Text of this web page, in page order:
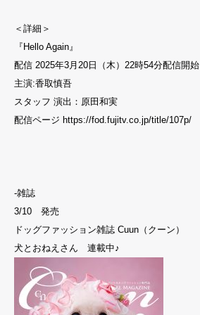
＜詳細＞
『Hello Again』
配信 2025年3月20日（木）22時54分配信開始
主演:香取慎吾
スタッフ 演出：原田和実
配信ページ https://fod.fujitv.co.jp/title/107p/
-雑誌
3/10 発売
ドッグファッション雑誌 Cuun（クーン）
犬とおねえさん 連載中♪